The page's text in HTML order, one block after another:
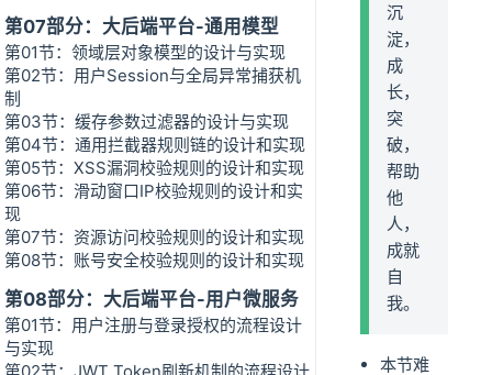
第07部分：大后端平台-通用模型
第01节：领域层对象模型的设计与实现
第02节：用户Session与全局异常捕获机
制
第03节：缓存参数过滤器的设计与实现
第04节：通用拦截器规则链的设计和实现
第05节：XSS漏洞校验规则的设计和实现
第06节：滑动窗口IP校验规则的设计和实
现
第07节：资源访问校验规则的设计和实现
第08节：账号安全校验规则的设计和实现
第08部分：大后端平台-用户微服务
第01节：用户注册与登录授权的流程设计
与实现
第02节：JWT Token刷新机制的流程设计
沉
淀，
成
长，
突
破，
帮助
他
人，
成就
自
我。
本节难